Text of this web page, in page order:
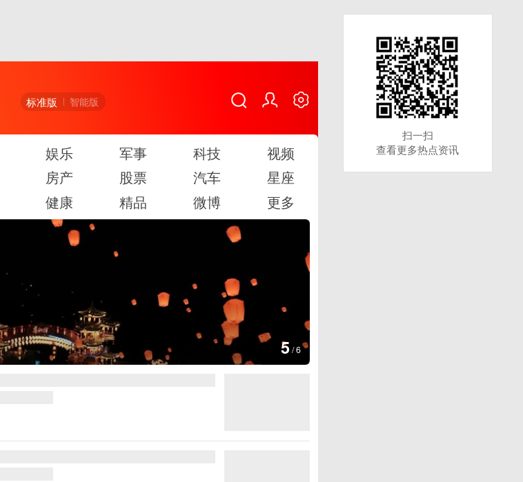
标准版 智能版
娱乐 军事 科技
视频
房产 股票 汽车
星座
健康 精品 微博 更多
5/6
扫一扫
查看更多热点资讯
扫一扫
查看更多热点资讯